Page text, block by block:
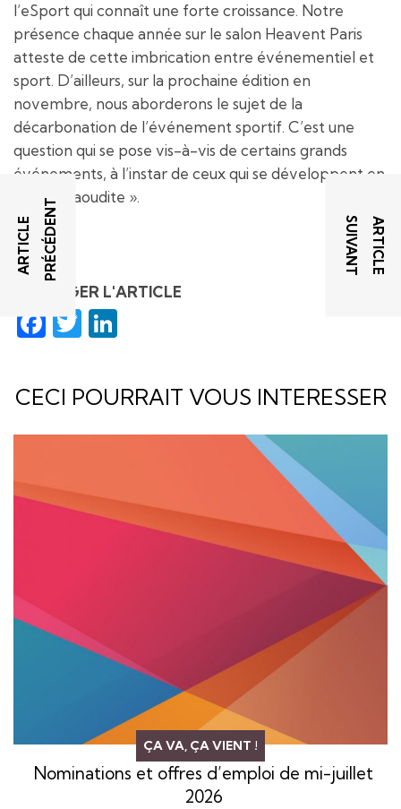
l’eSport qui connaît une forte croissance. Notre
présence chaque année sur le salon Heavent Paris
atteste de cette imbrication entre événementiel et
sport. D’ailleurs, sur la prochaine édition en
novembre, nous aborderons le sujet de la
décarbonation de l’événement sportif. C’est une
question qui se pose vis-à-vis de certains grands
événements, à l’instar de ceux qui se développent en
Arabie Saoudite ».
PARTAGER L'ARTICLE
Facebook
Twitter
A
R
T
I
C
L
E
P
R
É
C
É
D
E
N T A
R
T
I
C
L
E
S
U
I
V
A
N
T
CECI POURRAIT VOUS INTERESSER
ÇA VA, ÇA VIENT !
Nominations et offres d’emploi de mi-juillet
2026